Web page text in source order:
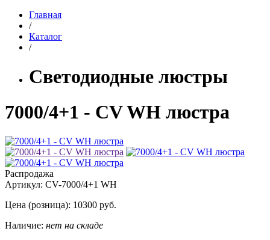
Главная
/
Каталог
/
Светодиодные люстры
7000/4+1 - CV WH люстра
Распродажа
Артикул: CV-7000/4+1 WH
Цена (розница): 10300 руб.
Наличие: нет на складе